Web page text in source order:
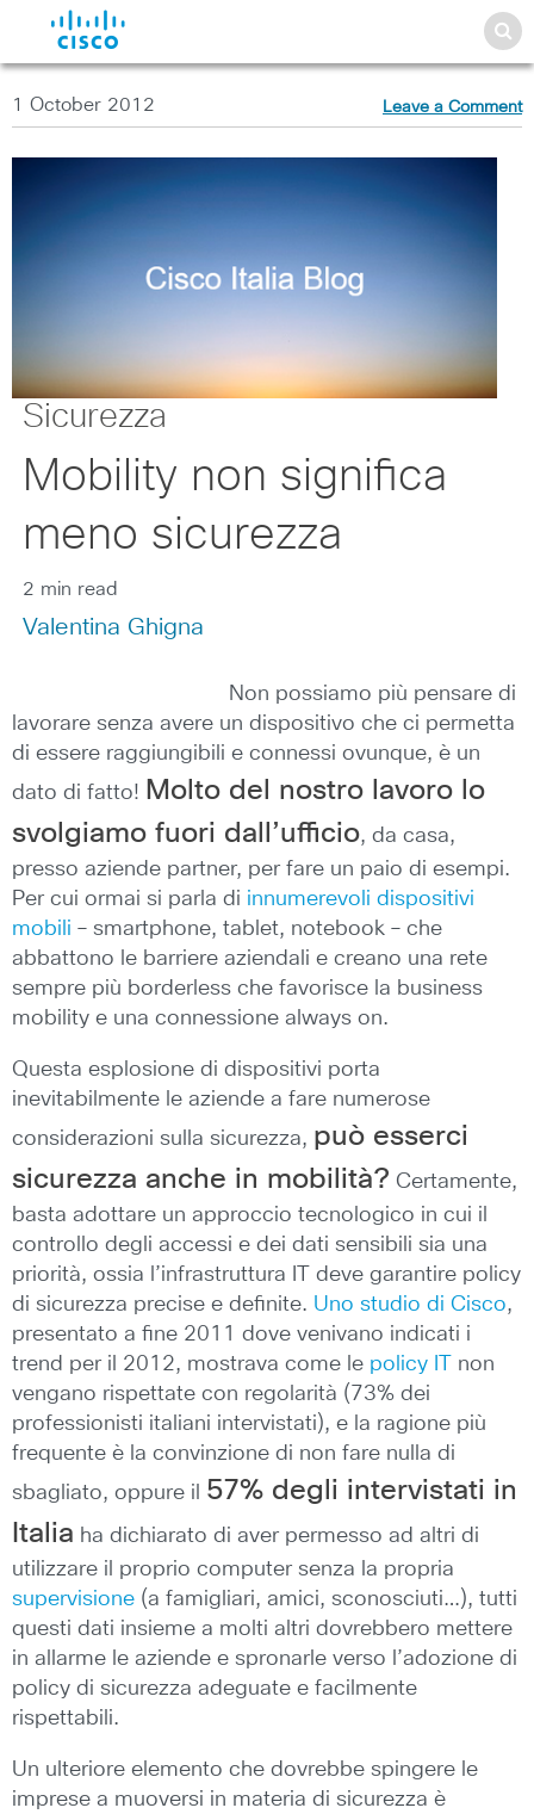
1 October 2012 Leave a Comment
Sicurezza
Mobility non significa
meno sicurezza
2 min read
Valentina Ghigna
Non possiamo più pensare di
lavorare senza avere un dispositivo che ci permetta
di essere raggiungibili e connessi ovunque, è un
dato di fatto! Molto del nostro lavoro lo
svolgiamo fuori dall’ufficio, da casa,
presso aziende partner, per fare un paio di esempi.
Per cui ormai si parla di innumerevoli dispositivi
mobili – smartphone, tablet, notebook – che
abbattono le barriere aziendali e creano una rete
sempre più borderless che favorisce la business
mobility e una connessione always on.
Questa esplosione di dispositivi porta
inevitabilmente le aziende a fare numerose
considerazioni sulla sicurezza, può esserci
sicurezza anche in mobilità? Certamente,
basta adottare un approccio tecnologico in cui il
controllo degli accessi e dei dati sensibili sia una
priorità, ossia l’infrastruttura IT deve garantire policy
di sicurezza precise e definite. Uno studio di Cisco,
presentato a fine 2011 dove venivano indicati i
trend per il 2012, mostrava come le policy IT
non
vengano rispettate con regolarità (73% dei
professionisti italiani intervistati), e la ragione più
frequente è la convinzione di non fare nulla di
sbagliato, oppure il 57% degli intervistati in
Italia ha dichiarato di aver permesso ad altri di
utilizzare il proprio computer senza la propria
supervisione (a famigliari, amici, sconosciuti…), tutti
questi dati insieme a molti altri dovrebbero mettere
in allarme le aziende e spronarle verso l’adozione di
policy di sicurezza adeguate e facilmente
rispettabili.
Un ulteriore elemento che dovrebbe spingere le
imprese a muoversi in materia di sicurezza è